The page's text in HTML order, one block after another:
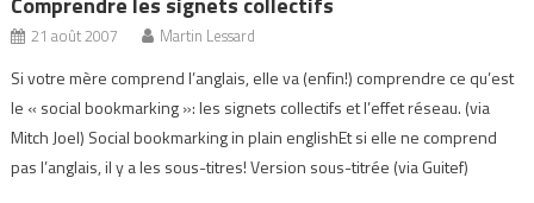
21 août 2007 Martin Lessard
Si votre mère comprend l’anglais, elle va (enfin!) comprendre ce qu’est
le « social bookmarking »: les signets collectifs et l’effet réseau. (via
Mitch Joel) Social bookmarking in plain englishEt si elle ne comprend
pas l’anglais, il y a les sous-titres! Version sous-titrée (via Guitef)